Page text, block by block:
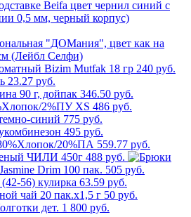
240 руб.
23.27 руб.
346.50 руб.
486 руб.
775 руб.
495 руб.
559.77 руб.
488 руб.
505 руб.
63.59 руб.
50 руб.
1 800 руб.